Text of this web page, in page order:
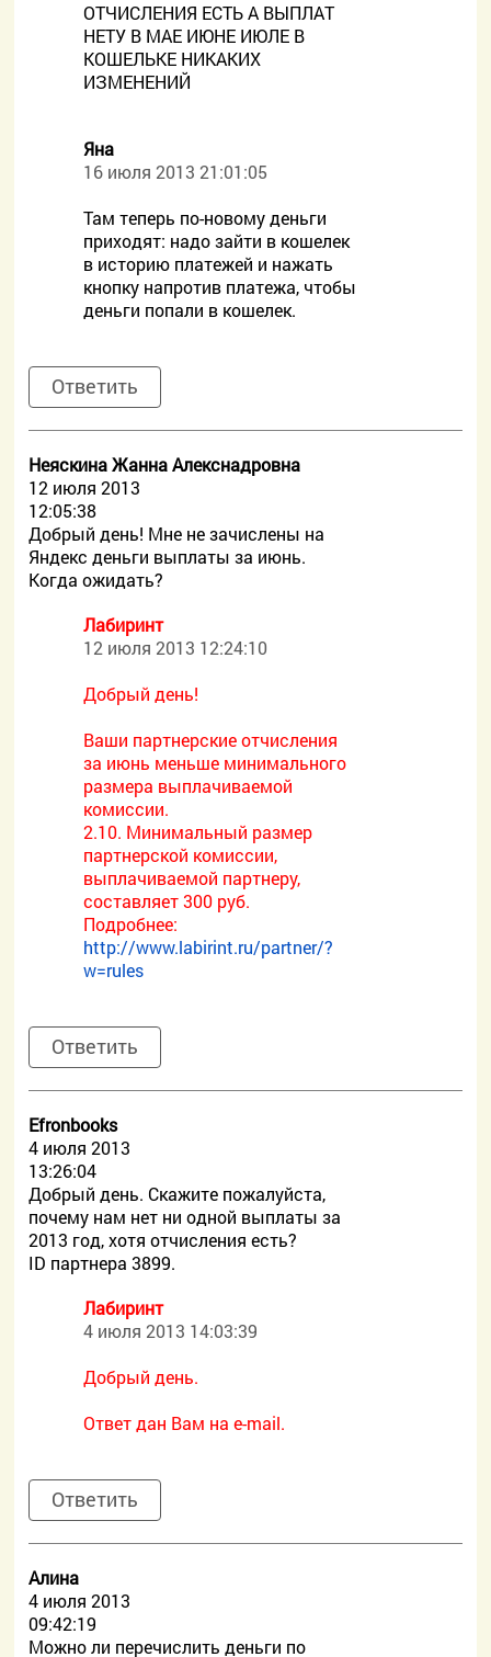
ОТЧИСЛЕНИЯ ЕСТЬ А ВЫПЛАТ
НЕТУ В МАЕ ИЮНЕ ИЮЛЕ В
КОШЕЛЬКЕ НИКАКИХ
ИЗМЕНЕНИЙ
Яна
16 июля 2013 21:01:05
Там теперь по-новому деньги
приходят: надо зайти в кошелек
в историю платежей и нажать
кнопку напротив платежа, чтобы
деньги попали в кошелек.
Ответить
Неяскина Жанна Алекснадровна
12 июля 2013
12:05:38
Добрый день! Мне не зачислены на
Яндекс деньги выплаты за июнь.
Когда ожидать?
Лабиринт
12 июля 2013 12:24:10
Добрый день!
Ваши партнерские отчисления
за июнь меньше минимального
размера выплачиваемой
комиссии.
2.10. Минимальный размер
партнерской комиссии,
выплачиваемой партнеру,
составляет 300 руб.
Подробнее:
http://www.labirint.ru/partner/?
w=rules
Ответить
Efronbooks
4 июля 2013
13:26:04
Добрый день. Скажите пожалуйста,
почему нам нет ни одной выплаты за
2013 год, хотя отчисления есть?
ID партнера 3899.
Лабиринт
4 июля 2013 14:03:39
Добрый день.
Ответ дан Вам на e-mail.
Ответить
Алина
4 июля 2013
09:42:19
Можно ли перечислить деньги по